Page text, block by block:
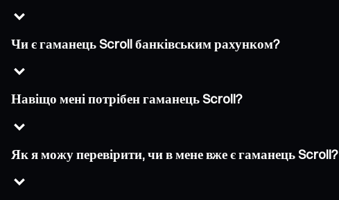
Чи є гаманець Scroll банківським рахунком?
Навіщо мені потрібен гаманець Scroll?
Як я можу перевірити, чи в мене вже є гаманець Scroll?